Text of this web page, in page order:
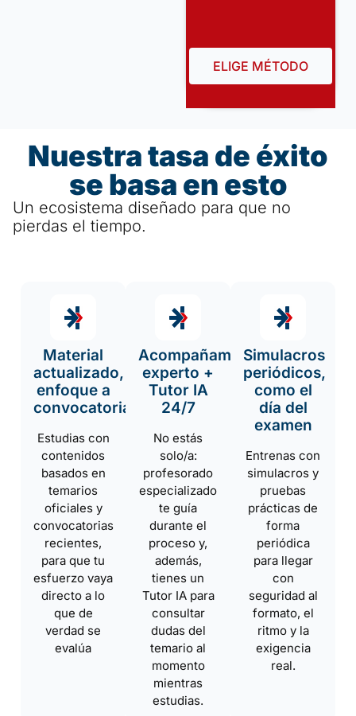
ELIGE MÉTODO
Nuestra tasa de éxito
se basa en esto
Un ecosistema diseñado para que no
pierdas el tiempo.
Material
actualizado,
enfoque a
convocatoria
Estudias con
contenidos
basados en
temarios
oficiales y
convocatorias
recientes,
para que tu
esfuerzo vaya
directo a lo
que de
verdad se
evalúa
Acompañamiento
experto +
Tutor IA
24/7
No estás
solo/a:
profesorado
especializado
te guía
durante el
proceso y,
además,
tienes un
Tutor IA para
consultar
dudas del
temario al
momento
mientras
estudias.
Simulacros
periódicos,
como el
día del
examen
Entrenas con
simulacros y
pruebas
prácticas de
forma
periódica
para llegar
con
seguridad al
formato, el
ritmo y la
exigencia
real.